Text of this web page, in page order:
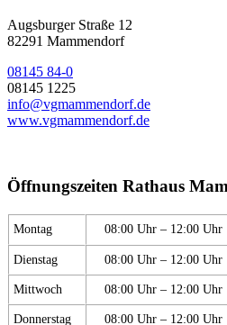
Augsburger Straße 12
82291 Mammendorf
08145 84-0
08145 1225
info@vgmammendorf.de
www.vgmammendorf.de
Öffnungszeiten Rathaus
Montag 08:00 Uhr – 12:00 Uhr
Dienstag 08:00 Uhr – 12:00 Uhr
Mittwoch 08:00 Uhr – 12:00 Uhr
Donnerstag 08:00 Uhr – 12:00 Uhr